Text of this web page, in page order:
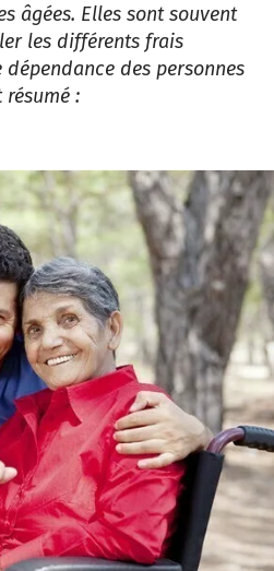
âgées. Elles sont souvent
les différents frais
des personnes
: